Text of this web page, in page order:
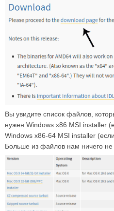
Вы увидите список файлов,
нужен Windows x86 MSI installer
Windows x86-64 MSI installer
Больше из файлов нам ничего не